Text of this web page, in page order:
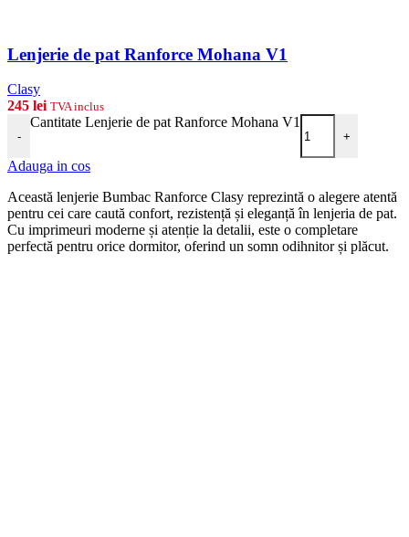
Lenjerie de pat Ranforce Mohana V1
Clasy
245 lei TVA inclus
-
Cantitate Lenjerie de pat Ranforce Mohana V1
+
Adauga in cos
Această lenjerie Bumbac Ranforce Clasy reprezintă o alegere atentă
pentru cei care caută confort, rezistență și eleganță în lenjeria de pat.
Cu imprimeuri moderne și atenție la detalii, este o completare
perfectă pentru orice dormitor, oferind un somn odihnitor și plăcut.